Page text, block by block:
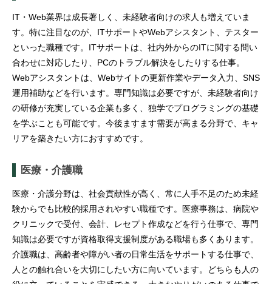
IT・Web業界は成長著しく、未経験者向けの求人も増えていま
す。特に注目なのが、ITサポートやWebアシスタント、テスター
といった職種です。ITサポートは、社内外からのITに関する問い
合わせに対応したり、PCのトラブル解決をしたりする仕事。
Webアシスタントは、Webサイトの更新作業やデータ入力、SNS
運用補助などを行います。専門知識は必要ですが、未経験者向け
の研修が充実している企業も多く、独学でプログラミングの基礎
を学ぶことも可能です。今後ますます需要が高まる分野で、キャ
リアを築きたい方におすすめです。
医療・介護職
医療・介護分野は、社会貢献性が高く、常に人手不足のため未経
験からでも比較的採用されやすい職種です。医療事務は、病院や
クリニックで受付、会計、レセプト作成などを行う仕事で、専門
知識は必要ですが資格取得支援制度がある職場も多くあります。
介護職は、高齢者や障がい者の日常生活をサポートする仕事で、
人との触れ合いを大切にしたい方に向いています。どちらも人の